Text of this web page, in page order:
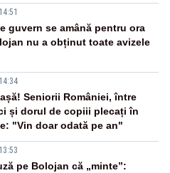
guvern se amână pentru ora
nu a obținut toate avizele
Seniorii României, între
și dorul de copiii plecați în
"Vin doar odată pe an"
pe Bolojan că „minte”: